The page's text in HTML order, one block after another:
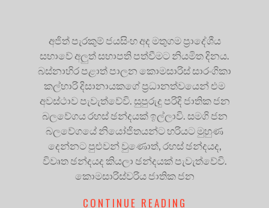
අජිත් පැරකුම් ජයසිංහ අද මතුගම ප්‍රාදේශීය
සභාවේ අලුත් සභාපති පත්වීමට නියමිත දිනය.
බස්නාහිර පළාත් පාලන කොමසාරිස් සාරංගිකා
කල්හාරි දිසානායකගේ ප්‍රධානත්වයෙන් එම
අවස්ථාව පැවැත්වේවි. සුපුරුදු පරිදි ජාතික ජන
බලවේගය රහස් ඡන්දයක් ඉල්ලාවි. සමගි ජන
බලවේගයේ නියෝජිතයන්ට හරියට මුහුණ
දෙන්නට පුළුවන් වුණොත්, රහස් ඡන්දයද,
විවෘත ඡන්දයද කියලා ඡන්දයක් පැවැත්වේවි.
කොමසාරිස්වරිය ජාතික ජන
CONTINUE READING